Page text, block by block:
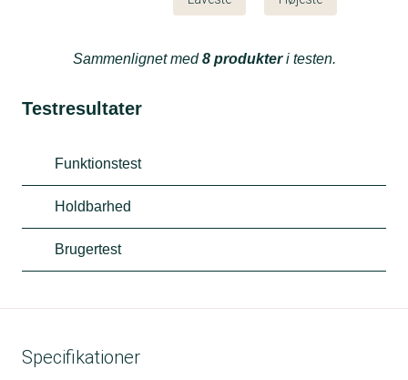
Sammenlignet med8 produkteri testen.
Testresultater
Funktionstest
Holdbarhed
Brugertest
Specifikationer